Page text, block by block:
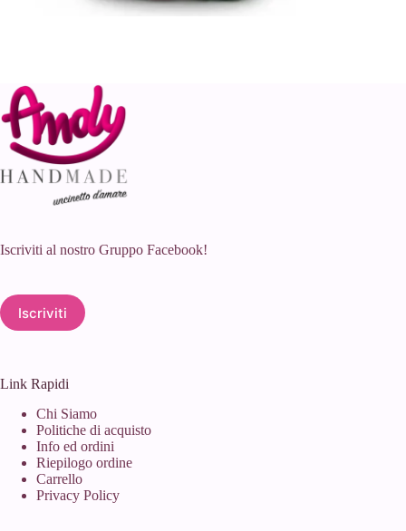
Iscriviti al nostro Gruppo Facebook!
Iscriviti
Link Rapidi
Chi Siamo
Politiche di acquisto
Info ed ordini
Riepilogo ordine
Carrello
Privacy Policy